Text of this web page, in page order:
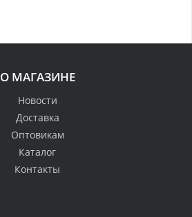
О МАГАЗИНЕ
Новости
Доставка
Оптовикам
Каталог
Контакты